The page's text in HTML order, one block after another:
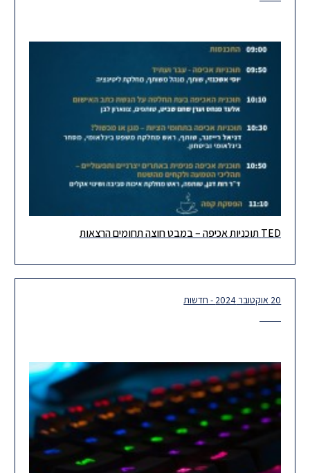
אנחנו גאים ונרגשים להציג את השותפות והשותפים החדשים שלנו, חוד
החנית של הצוות המקצועי והמוביל שלנו בהרצוג. אנו בטוחים כי
כנס תוכניות אכיפה – במבט חוצה תחומים הצטרפו אלינו ביום חמישי,
TED תוכניות אכיפה – במבט חוצה תחומים הרצאות
20 אוקטובר 2024 - חדשות